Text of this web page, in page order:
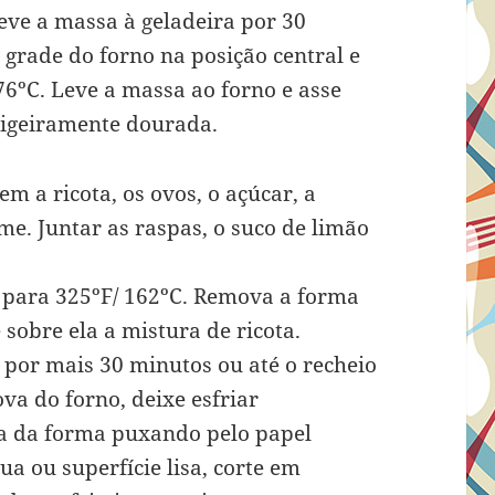
a massa à geladeira por 30
do forno na posição central e
Leve a massa ao forno e asse
dourada.
a ricota, os ovos, o açúcar, a
Juntar as raspas, o suco de limão
325ºF/ 162ºC. Remova a forma
ela a mistura de ricota.
mais 30 minutos ou até o recheio
do forno, deixe esfriar
da forma puxando pelo papel
ou superfície lisa, corte em